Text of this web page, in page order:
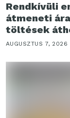
Rendkívüli
átmeneti
töltések
AUGUSZTUS 7, 2026